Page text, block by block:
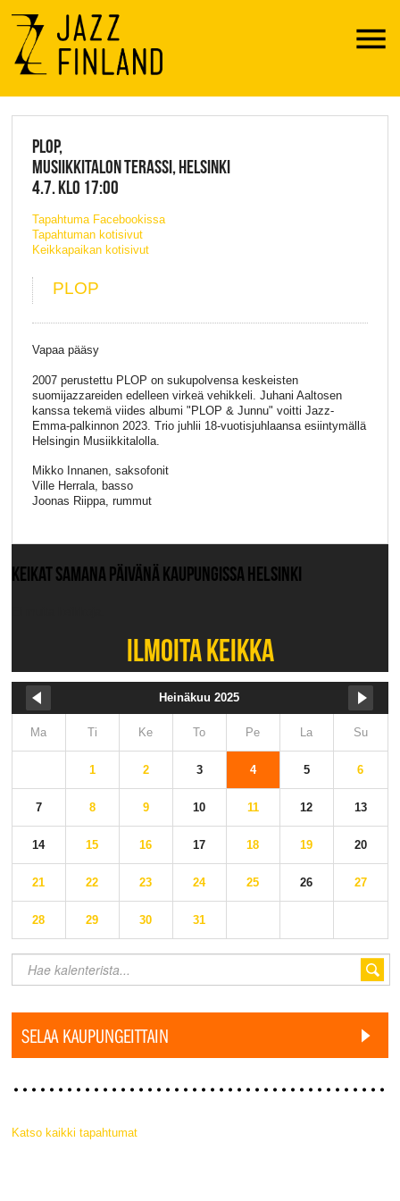
Menu
JAZZ FINLAND LIVE
PLOP,
MUSIIKKITALON TERASSI, HELSINKI
4.7. KLO 17:00
Tapahtuma Facebookissa
Tapahtuman kotisivut
Keikkapaikan kotisivut
PLOP
Vapaa pääsy
2007 perustettu PLOP on sukupolvensa keskeisten
suomijazzareiden edelleen virkeä vehikkeli. Juhani Aaltosen
kanssa tekemä viides albumi "PLOP & Junnu" voitti Jazz-
Emma-palkinnon 2023. Trio juhlii 18-vuotisjuhlaansa esiintymällä
Helsingin Musiikkitalolla.
Mikko Innanen, saksofonit
Ville Herrala, basso
Joonas Riippa, rummut
KEIKAT SAMANA PÄIVÄNÄ KAUPUNGISSA HELSINKI
ILMOITA KEIKKA
Heinäkuu 2025
Ma Ti Ke To Pe La Su
1 2 3 4 5 6
7 8 9 10 11 12 13
14 15 16 17 18 19 20
21 22 23 24 25 26 27
28 29 30 31
SELAA KAUPUNGEITTAIN
Katso kaikki tapahtumat